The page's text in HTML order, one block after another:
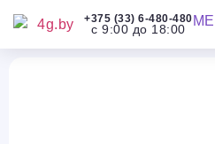
+375 (33) 6-480-480
с 9:00 до 18:00